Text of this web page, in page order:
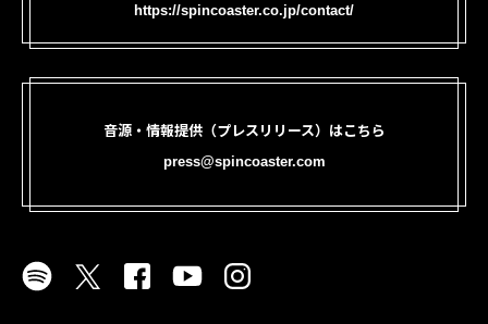
https://spincoaster.co.jp/contact/
音源・情報提供（プレスリリース）はこちら
press@spincoaster.com